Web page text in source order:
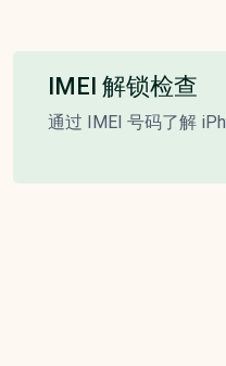
IMEI 解锁检查
通过 IMEI 号码了解